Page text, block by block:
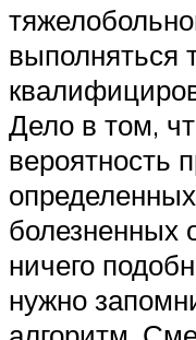
выполняться
Дело в том,
вероятность
ничего
нужно